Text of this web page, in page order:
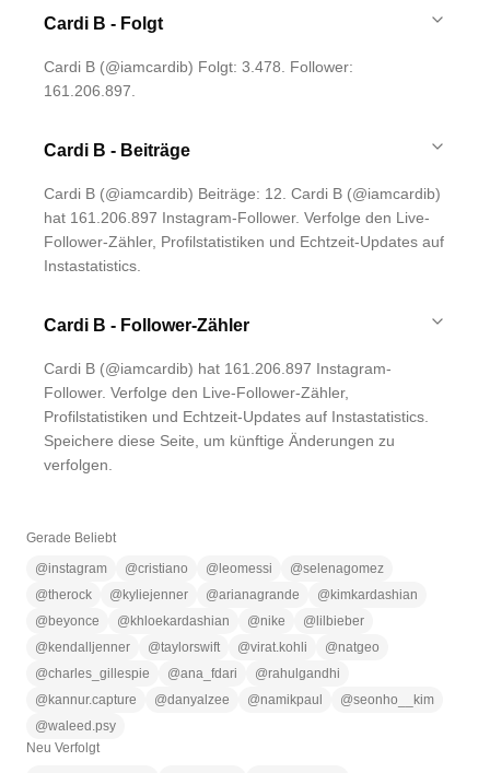
Cardi B - Folgt
Cardi B (@iamcardib) Folgt: 3.478. Follower:
161.206.897.
Cardi B - Beiträge
Cardi B (@iamcardib) Beiträge: 12. Cardi B (@iamcardib)
hat 161.206.897 Instagram-Follower. Verfolge den Live-
Follower-Zähler, Profilstatistiken und Echtzeit-Updates auf
Instastatistics.
Cardi B - Follower-Zähler
Cardi B (@iamcardib) hat 161.206.897 Instagram-
Follower. Verfolge den Live-Follower-Zähler,
Profilstatistiken und Echtzeit-Updates auf Instastatistics.
Speichere diese Seite, um künftige Änderungen zu
verfolgen.
Gerade Beliebt
@instagram @cristiano @ leomessi @selenagomez
@therock @ kyliejenner @arianagrande @ kimkardashian
@ beyonce @ khloekardashian @nike @ lilbieber
@ kendalljenner @taylorswift @virat.kohli @natgeo
@charles_gillespie @ana_fdari @rahulgandhi
@ kannur.capture @danyalzee @namikpaul @seonho__kim
@waleed.psy
Neu Verfolgt